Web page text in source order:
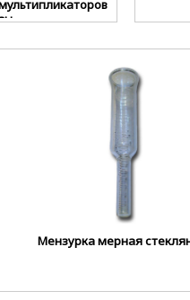
Мензурка мерная